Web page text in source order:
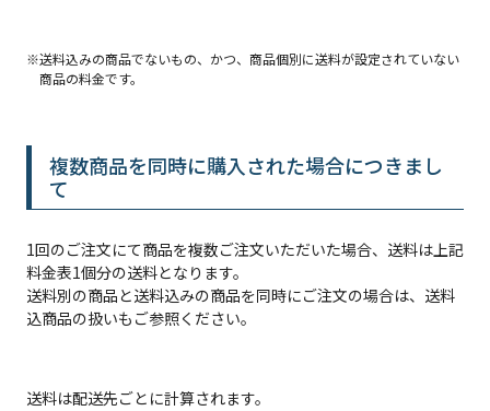
送料込みの商品でないもの、かつ、商品個別に送料が設定されていない
商品の料金です。
複数商品を同時に購入された場合につきまし
て
1回のご注文にて商品を複数ご注文いただいた場合、送料は上記
料金表1個分の送料となります。
送料別の商品と送料込みの商品を同時にご注文の場合は、送料
込商品の扱いもご参照ください。
送料は配送先ごとに計算されます。